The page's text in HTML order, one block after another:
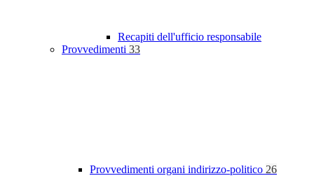
Recapiti dell'ufficio responsabile
Provvedimenti 33
Provvedimenti organi indirizzo-politico 26